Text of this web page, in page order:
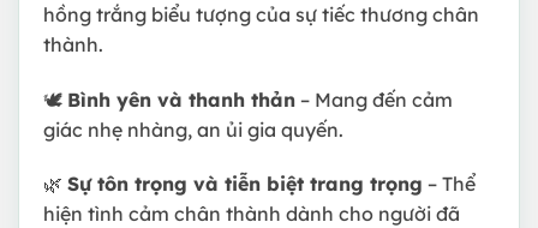
hồng trắng biểu tượng của sự tiếc thương chân
thành.
🕊 Bình yên và thanh thản – Mang đến cảm
giác nhẹ nhàng, an ủi gia quyến.
🌿 Sự tôn trọng và tiễn biệt trang trọng – Thể
hiện tình cảm chân thành dành cho người đã